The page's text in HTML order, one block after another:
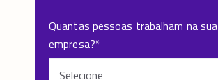
Quantas pessoas trabalham na sua
empresa?*